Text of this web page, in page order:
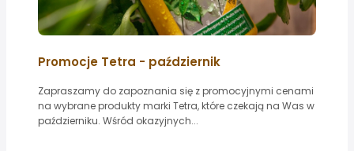
Promocje Tetra - październik
Zapraszamy do zapoznania się z promocyjnymi cenami
na wybrane produkty marki Tetra, które czekają na Was w
październiku. Wśród okazyjnych...